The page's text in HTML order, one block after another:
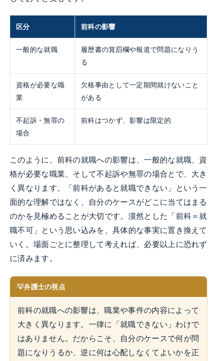
区分 前科の影響
一般的な就職
履歴書の賞罰欄や報道で問題になりう
る
資格が必要な職
業
欠格事由として一定期間就けないこと
がある
不起訴・無罪の
場合
前科はつかず、影響は限定的
このように、前科の就職への影響は、一般的な就職、資
格が必要な職業、そして不起訴や無罪の場合とで、大き
く異なります。「前科があると就職できない」という一
面的な理解ではなく、自分のケースがどこに当てはまる
のかを見極めることが大切です。漠然とした「前科＝就
職不可」という思い込みを、具体的な事実に置き換えて
いく。場面ごとに整理して考えれば、必要以上に恐れず
に済みます。
弁護士の視点
前科の就職への影響は、職業や事件の内容によって
大きく異なります。一律に「就職できない」わけで
はありません。だからこそ、自分のケースで何が問
題になりうるか、逆に何は心配しなくてよいかを正